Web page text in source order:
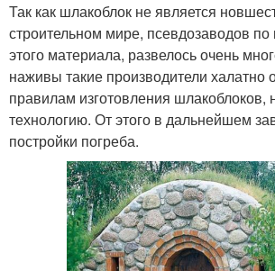
Так как шлакоблок не является
строительном мире, псевдозаводов по
этого материала, развелось очень
наживы такие производители халатно
правилам изготовления шлакоблоков,
технологию. От этого в дальнейшем
постройки погреба.